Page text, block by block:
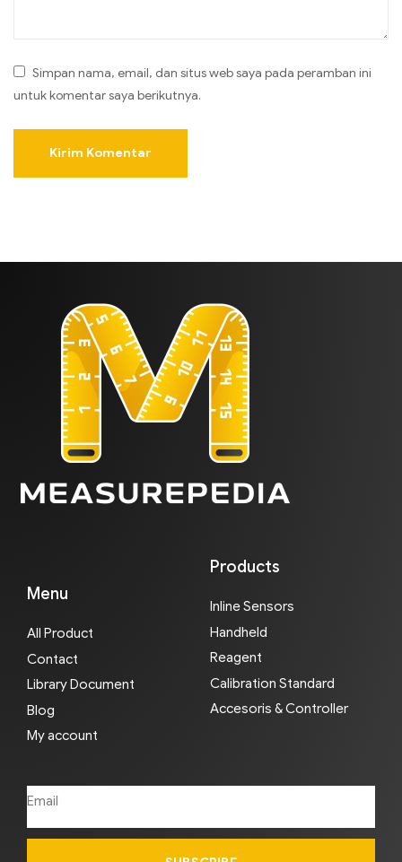
Simpan nama, email, dan situs web saya pada peramban ini
untuk komentar saya berikutnya.
Menu
All Product
Contact
Library Document
Blog
My account
Products
Inline Sensors
Handheld
Reagent
Calibration Standard
Accesoris & Controller